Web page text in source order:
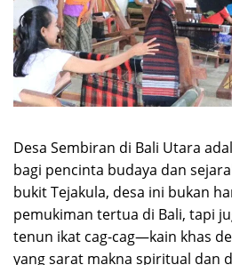
Desa Sembiran di Bali Utara
bagi pencinta budaya dan
bukit Tejakula, desa ini bukan
pemukiman tertua di Bali, tapi
tenun ikat cag-cag—kain khas
yang sarat makna spiritual dan